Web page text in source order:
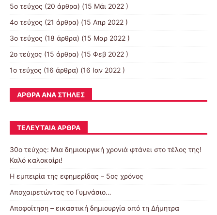
5ο τεύχος (20 άρθρα) (15 Μάι 2022 )
4ο τεύχος (21 άρθρα) (15 Απρ 2022 )
3ο τεύχος (18 άρθρα) (15 Μαρ 2022 )
2ο τεύχος (15 άρθρα) (15 Φεβ 2022 )
1ο τεύχος (16 άρθρα) (16 Ιαν 2022 )
ΆΡΘΡΑ ΑΝΆ ΣΤΉΛΕΣ
ΤΕΛΕΥΤΑΊΑ ΆΡΘΡΑ
30o τεύχος: Μια δημιουργική χρονιά φτάνει στο τέλος της!
Καλό καλοκαίρι!
Η εμπειρία της εφημερίδας – 5ος χρόνος
Αποχαιρετώντας το Γυμνάσιο…
Αποφοίτηση – εικαστική δημιουργία από τη Δήμητρα